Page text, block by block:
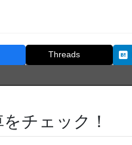
Threads
チェック！